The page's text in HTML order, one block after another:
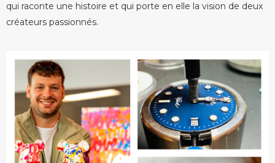
qui raconte une histoire et qui porte en elle la vision de deux
créateurs passionnés.